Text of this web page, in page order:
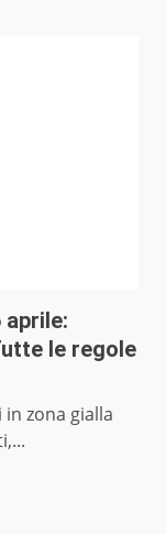
aprile:
le regole
zona gialla